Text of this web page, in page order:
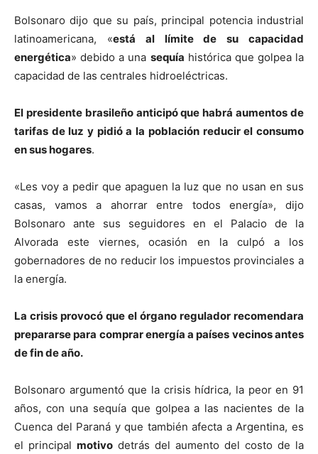
Bolsonaro dijo que su país, principal potencia industrial
latinoamericana, «está al límite de su capacidad
energética» debido a una sequía histórica que golpea la
capacidad de las centrales hidroeléctricas.
El presidente brasileño anticipó que habrá aumentos de
tarifas de luz y pidió a la población reducir el consumo
en sus hogares.
«Les voy a pedir que apaguen la luz que no usan en sus
casas, vamos a ahorrar entre todos energía», dijo
Bolsonaro ante sus seguidores en el Palacio de la
Alvorada este viernes, ocasión en la culpó a los
gobernadores de no reducir los impuestos provinciales a
la energía.
La crisis provocó que el órgano regulador recomendara
prepararse para comprar energía a países vecinos antes
de fin de año.
Bolsonaro argumentó que la crisis hídrica, la peor en 91
años, con una sequía que golpea a las nacientes de la
Cuenca del Paraná y que también afecta a Argentina, es
el principal motivo detrás del aumento del costo de la